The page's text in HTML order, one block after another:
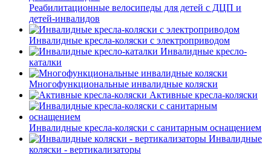
Реабилитационные велосипеды для детей с ДЦП и
детей-инвалидов
Инвалидные кресла-коляски с электроприводом
Инвалидные кресло-
каталки
Многофункциональные инвалидные коляски
Активные кресла-коляски
Инвалидные кресла-коляски с санитарным оснащением
Инвалидные
коляски - вертикализаторы